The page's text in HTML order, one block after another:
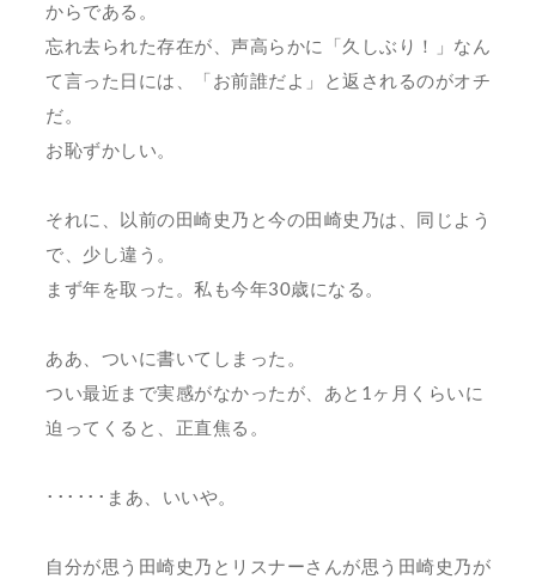
からである。
忘れ去られた存在が、声高らかに「久しぶり！」なん
て言った日には、「お前誰だよ」と返されるのがオチ
だ。
お恥ずかしい。
それに、以前の田崎史乃と今の田崎史乃は、同じよう
で、少し違う。
まず年を取った。私も今年30歳になる。
ああ、ついに書いてしまった。
つい最近まで実感がなかったが、あと1ヶ月くらいに
迫ってくると、正直焦る。
･･････まあ、いいや。
自分が思う田崎史乃とリスナーさんが思う田崎史乃が